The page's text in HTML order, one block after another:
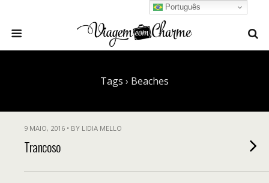
Tags › Beaches
9 MAIO, 2016 • BY LIDIA MELLO
Trancoso
Português